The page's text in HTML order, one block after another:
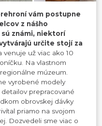
vám postupne
z nášho
známi, niektorí
určite stojí za
venuje už viac ako 10
Na vlastnom
múzeum.
vyrobené modely
prepracované
obrovskej dávky
priamo na svojom
Dozvedeli sme viac o